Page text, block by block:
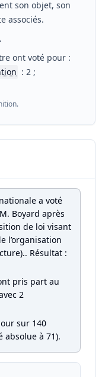
son objet, son
associés.
ont voté pour :
: 2 ;
a voté
Boyard après
de loi visant
l’organisation
Résultat :
pris part au
2
sur 140
absolue à 71).